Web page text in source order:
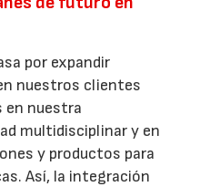
por expandir
nuestros clientes
en nuestra
multidisciplinar y en
y productos para
Así, la integración